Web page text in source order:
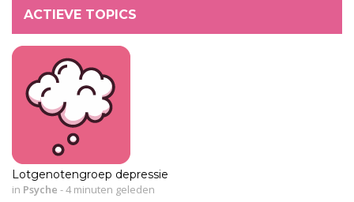
ACTIEVE TOPICS
Lotgenotengroep depressie
in Psyche -4 minuten geleden